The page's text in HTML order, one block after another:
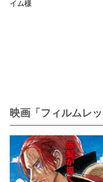
イム様
映画「フィルムレ